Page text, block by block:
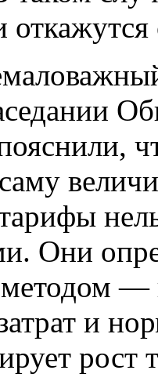
Они
—
и
рост